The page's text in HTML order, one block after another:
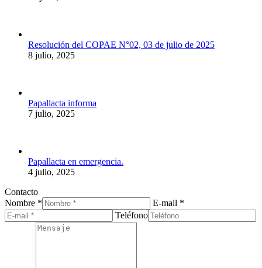
Resolución del COPAE N°02, 03 de julio de 2025
8 julio, 2025
Papallacta informa
7 julio, 2025
Papallacta en emergencia.
4 julio, 2025
Contacto
Nombre *
E-mail *
Teléfono